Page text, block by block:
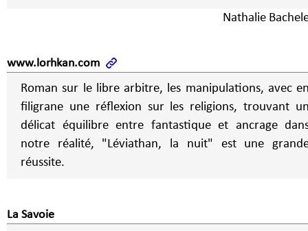
Nathalie
www.lorhkan.com
Roman sur le libre arbitre, les manipulations, avec
filigrane une réflexion sur les religions, trouvant
délicat équilibre entre fantastique et ancrage
notre réalité, "Léviathan, la nuit" est une
réussite.
La Savoie